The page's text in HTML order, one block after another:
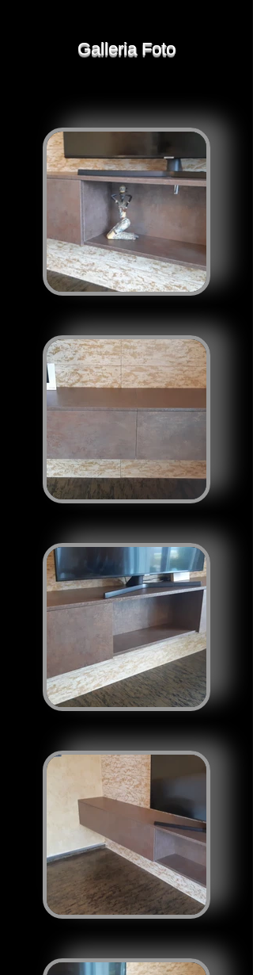
Galleria Foto